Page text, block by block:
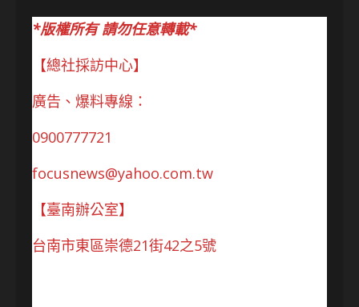
*版權所有 請勿任意轉載*
【總社採訪中心】
廣告、爆料專線：
0900777721
focusnews@yahoo.com.tw
【臺南辦公室】
台南市東區崇德21街42之5號